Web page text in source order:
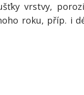
vrstvy,
roku, příp. i